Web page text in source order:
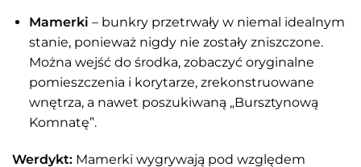
Mamerki – bunkry przetrwały w niemal idealnym
stanie, ponieważ nigdy nie zostały zniszczone.
Można wejść do środka, zobaczyć oryginalne
pomieszczenia i korytarze, zrekonstruowane
wnętrza, a nawet poszukiwaną „Bursztynową
Komnatę”.
Werdykt: Mamerki wygrywają pod względem